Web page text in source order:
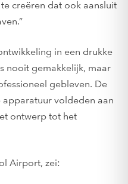
creëren dat ook aansluit
in een drukke
nooit gemakkelijk, maar
gebleven. De
voldeden aan
ontwerp tot het
Airport, zei: